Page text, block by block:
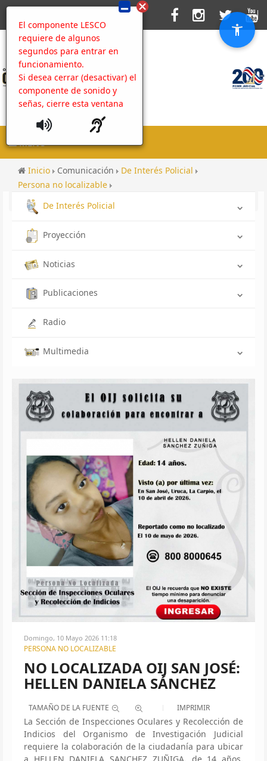
El componente LESCO
requiere de algunos
segundos para entrar en
funcionamiento.
Si desea cerrar (desactivar) el
componente de sonido y
señas, cierre esta ventana
MENU
Inicio Comunicación
De Interés Policial
Persona no localizable
No localizada OIJ San José: Hellen Daniela Sánchez
De Interés Policial
Proyección
Noticias
Publicaciones
Radio
Multimedia
Domingo, 10 Mayo 2026 11:18
PERSONA NO LOCALIZABLE
NO LOCALIZADA OIJ SAN JOSÉ:
HELLEN DANIELA SÁNCHEZ
TAMAÑO DE LA FUENTE IMPRIMIR
La Sección de Inspecciones Oculares y Recolección de
Indicios del Organismo de Investigación Judicial
requiere la colaboración de la ciudadanía para ubicar
a HELLEN DANIELA SANCHEZ ZUÑIGA, de 14 años,